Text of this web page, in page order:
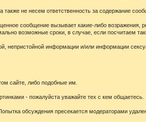
не несем ответственность за содержание
сообщение вызывает какие-либо возражения,
возможные сроки, в случае, если посчитаем
непристойной информации и/или информации
сайте, либо подобные им.
- пожалуйста уважайте тех с кем общаетесь.
обсуждения пресекается модераторами